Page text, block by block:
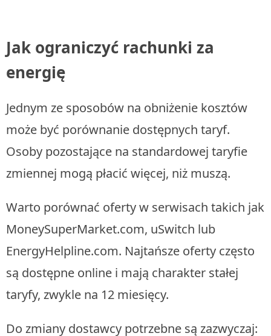
Jak ograniczyć rachunki za
energię
Jednym ze sposobów na obniżenie kosztów
może być porównanie dostępnych taryf.
Osoby pozostające na standardowej taryfie
zmiennej mogą płacić więcej, niż muszą.
Warto porównać oferty w serwisach takich jak
MoneySuperMarket.com, uSwitch lub
EnergyHelpline.com. Najtańsze oferty często
są dostępne online i mają charakter stałej
taryfy, zwykle na 12 miesięcy.
Do zmiany dostawcy potrzebne są zazwyczaj: